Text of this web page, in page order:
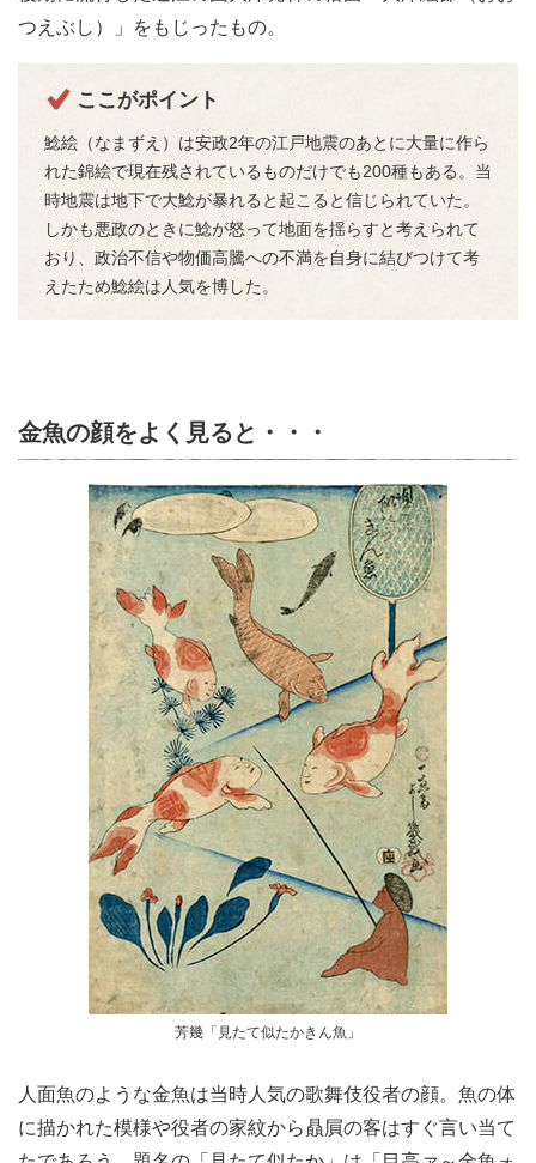
つえぶし）」をもじったもの。
ここがポイント
鯰絵（なまずえ）は安政2年の江戸地震のあとに大量に作ら
れた錦絵で現在残されているものだけでも200種もある。当
時地震は地下で大鯰が暴れると起こると信じられていた。
しかも悪政のときに鯰が怒って地面を揺らすと考えられて
おり、政治不信や物価高騰への不満を自身に結びつけて考
えたため鯰絵は人気を博した。
金魚の顔をよく見ると・・・
芳幾「見たて似たかきん魚」
人面魚のような金魚は当時人気の歌舞伎役者の顔。魚の体
に描かれた模様や役者の家紋から贔屓の客はすぐ言い当て